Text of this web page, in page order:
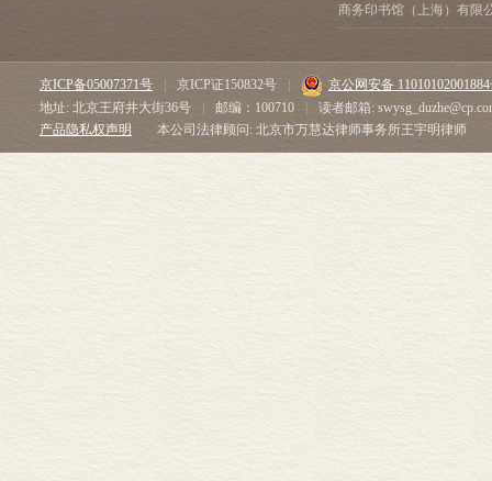
商务印书馆（上海）有限
京ICP备05007371号 京ICP证150832号
京公网安备
地址: 北京王府井大街36号
邮编：100710
读者邮箱:
产品隐私权声明
本公司法律顾问: 北京市万慧达律师事务所王宇明律师